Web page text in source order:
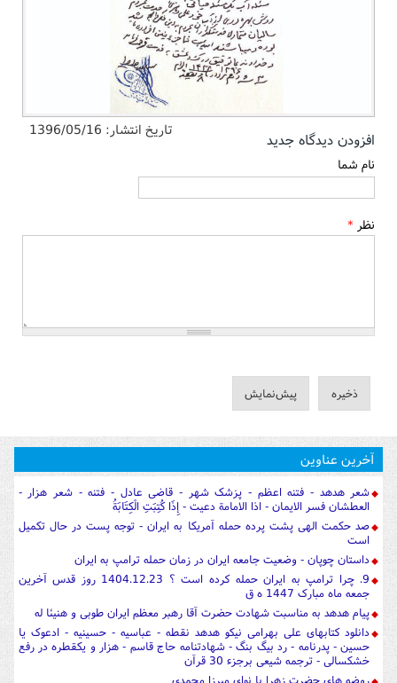
تاریخ انتشار: 1396/05/16 افزودن دیدگاه جدید
نام شما
نظر *
آخرین عناوین
شعر هدهد - فتنه اعظم - پزشک شهر - قاضی عادل - فتنه - شعر هزار -
العطشان فسر الایمان - اذا الامامة دعیت - إِذَا كُتِبَتِ الْكِتَابَةُ
صد حکمت الهی پشت پرده حمله آمریکا به ایران - توجه پست در حال تکمیل
است
داستان چوپان - وضعیت جامعه ایران در زمان حمله ترامپ به ایران
9. چرا ترامپ به ایران حمله کرده است ؟ 1404.12.23 روز قدس آخرین
جمعه ماه مبارک 1447 ه ق
پیام هدهد به مناسبت شهادت حضرت آقا رهبر معظم ایران طوبی و هنیئا له
دانلود کتابهای علی بهرامی نیکو هدهد نقطه - عباسیه - حسینیه - ادعوک یا
حسین - پدرنامه - رد بیگ بنگ - شهادتنامه حاج قاسم - هزار و یکقطره در رفع
خشکسالی - ترجمه شیعی برجزء 30 قرآن
روضه های حضرت زهرا با نوای میرزا محمدی